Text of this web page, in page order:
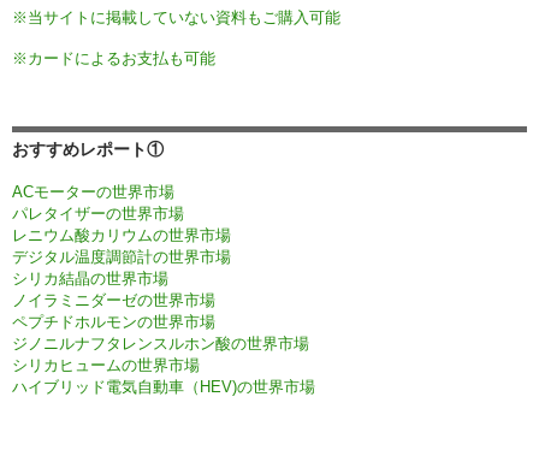
※当サイトに掲載していない資料もご購入可能
※カードによるお支払も可能
おすすめレポート①
ACモーターの世界市場
パレタイザーの世界市場
レニウム酸カリウムの世界市場
デジタル温度調節計の世界市場
シリカ結晶の世界市場
ノイラミニダーゼの世界市場
ペプチドホルモンの世界市場
ジノニルナフタレンスルホン酸の世界市場
シリカヒュームの世界市場
ハイブリッド電気自動車（HEV)の世界市場